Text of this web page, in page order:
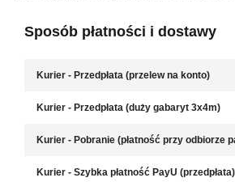
Sposób płatności i dostawy
Kurier - Przedpłata (przelew na konto)
Kurier - Przedpłata (duży gabaryt 3x4m)
Kurier - Pobranie (płatność przy odbiorze
Kurier - Szybka płatność PayU (przedpłata)